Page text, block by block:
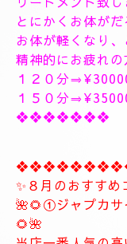
🥀🌹新しいコース
こちらのコースと
スになります。
🥀🌹極上全身リ
ス🥀🌹
全身極上全身リン
トリートメント致
リフレクソロジー
労回復トリート
リートメント致し
とにかくお体が